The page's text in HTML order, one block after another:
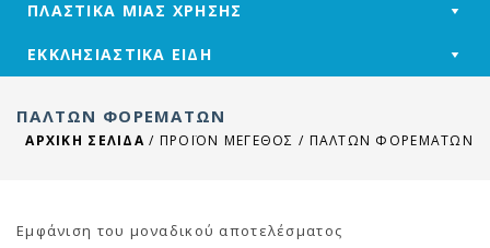
ΠΛΑΣΤΙΚΑ ΜΙΑΣ ΧΡΗΣΗΣ
ΕΚΚΛΗΣΙΑΣΤΙΚΑ ΕΙΔΗ
ΠΑΛΤΏΝ ΦΟΡΕΜΆΤΩΝ
ΑΡΧΙΚΉ ΣΕΛΊΔΑ/ ΠΡΟΪΌΝ ΜΕΓΕΘΟΣ / ΠΑΛΤΏΝ ΦΟΡΕΜΆΤΩΝ
Εμφάνιση του μοναδικού αποτελέσματος